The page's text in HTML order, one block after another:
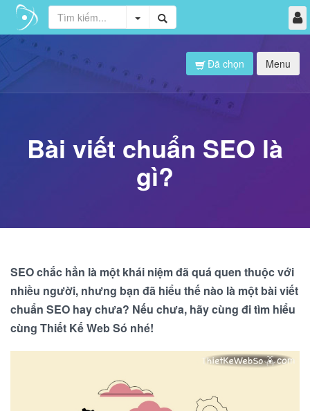
Menu
Đã chọn
Bài viết chuẩn SEO là
gì?
SEO chắc hẳn là một khái niệm đã quá quen thuộc với
nhiều người, nhưng bạn đã hiểu thế nào là một bài viết
chuẩn SEO hay chưa? Nếu chưa, hãy cùng đi tìm hiểu
cùng Thiết Kế Web Só nhé!